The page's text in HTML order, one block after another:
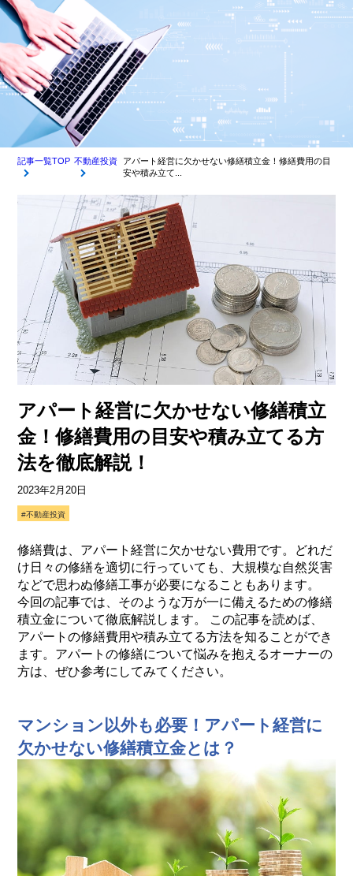
記事一覧TOP 不動産投資
アパート経営に欠かせない修繕積立金！修繕費用の目
安や積み立て...
アパート経営に欠かせない修繕積立
金！修繕費用の目安や積み立てる方
法を徹底解説！
2023年2月20日
#不動産投資
修繕費は、アパート経営に欠かせない費用です。どれだ
け日々の修繕を適切に行っていても、大規模な自然災害
などで思わぬ修繕工事が必要になることもあります。
今回の記事では、そのような万が一に備えるための修繕
積立金について徹底解説します。 この記事を読めば、
アパートの修繕費用や積み立てる方法を知ることができ
ます。アパートの修繕について悩みを抱えるオーナーの
方は、ぜひ参考にしてみてください。
マンション以外も必要！アパート経営に
欠かせない修繕積立金とは？